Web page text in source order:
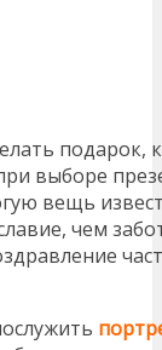
подарок,
выборе
вещь
чем